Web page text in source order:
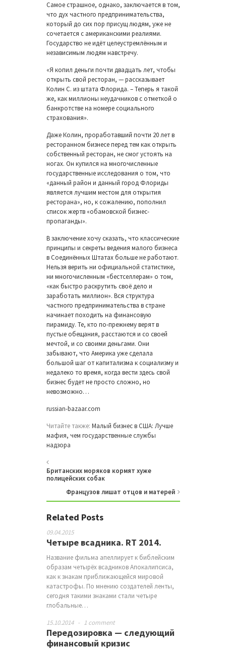
Самое страшное, однако, заключается в том,
что дух частного предпринимательства,
который до сих пор присущ людям, уже не
сочетается с американскими реалиями.
Государство не идёт целеустремлённым и
независимым людям навстречу.
«Я копил деньги почти двадцать лет, чтобы
открыть свой ресторан, — рассказывает
Колин С. из штата Флорида. – Теперь я такой
же, как миллионы неудачников с отметкой о
банкротстве на номере социального
страхования».
Даже Колин, проработавший почти 20 лет в
ресторанном бизнесе перед тем как открыть
собственный ресторан, не смог устоять на
ногах. Он купился на многочисленные
государственные исследования о том, что
«данный район и данный город Флориды
является лучшим местом для открытия
ресторана», но, к сожалению, пополнил
список жертв «обамовской бизнес-
пропаганды».
В заключение хочу сказать, что классические
принципы и секреты ведения малого бизнеса
в Соединённых Штатах больше не работают.
Нельзя верить ни официальной статистике,
ни многочисленным «бестселлерам» о том,
«как быстро раскрутить своё дело и
заработать миллион». Вся структура
частного предпринимательства в стране
начинает походить на финансовую
пирамиду. Те, кто по-прежнему верят в
пустые обещания, расстаются и со своей
мечтой, и со своими деньгами. Они
забывают, что Америка уже сделала
большой шаг от капитализма к социализму и
недалеко то время, когда вести здесь свой
бизнес будет не просто сложно, но
невозможно…
russian-bazaar.com
Читайте также: Малый бизнес в США: Лучше
мафия, чем государственные службы
надзора
Британских моряков кормят хуже
полицейских собак
Французов лишат отцов и матерей
Related Posts
09.04.2015
Четыре всадника. RT 2014.
Название фильма апеллирует к библейским
образам четырёх всадников Апокалипсиса,
как к знакам приближающейся мировой
катастрофы. По мнению создателей ленты,
сегодня такими знаками стали четыре
глобальные…
15.10.2014 - 1 comment
Передозировка — следующий
финансовый кризис